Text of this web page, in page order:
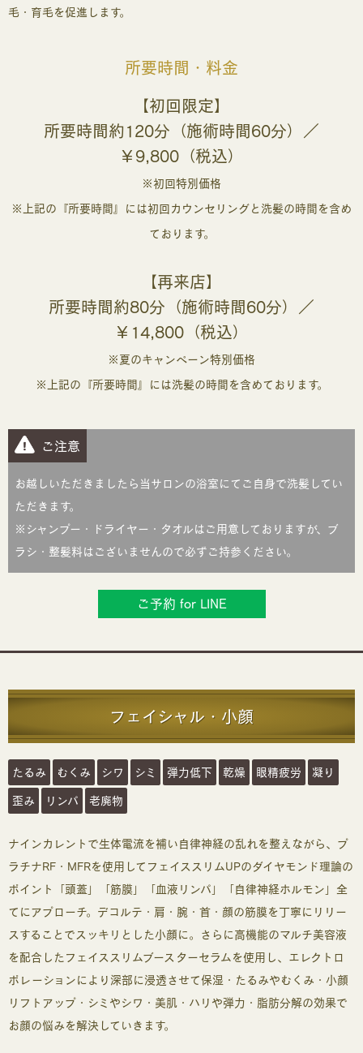
毛・育毛を促進します。
所要時間・料金
【初回限定】
所要時間約120分（施術時間60分）／
￥9,800（税込）
※初回特別価格
※上記の『所要時間』には初回カウンセリングと洗髪の時間を含め
ております。
【再来店】
所要時間約80分（施術時間60分）／
￥14,800（税込）
※夏のキャンペーン特別価格
※上記の『所要時間』には洗髪の時間を含めております。
ご注意
お越しいただきましたら当サロンの浴室にてご自身で洗髪してい
ただきます。
※シャンプー・ドライヤー・タオルはご用意しておりますが、ブ
ラシ・整髪料はございませんので必ずご持参ください。
ご予約 for LINE
フェイシャル・小顔
たるみ むくみ シワ シミ 弾力低下 乾燥 眼精疲労 凝り
歪み リンパ 老廃物
ナインカレントで生体電流を補い自律神経の乱れを整えながら、プ
ラチナRF・MFRを使用してフェイススリムUPのダイヤモンド理論の
ポイント「頭蓋」「筋膜」「血液リンパ」「自律神経ホルモン」全
てにアプローチ。デコルテ・肩・腕・首・顔の筋膜を丁寧にリリー
スすることでスッキリとした小顔に。さらに高機能のマルチ美容液
を配合したフェイススリムブースターセラムを使用し、エレクトロ
ポレーションにより深部に浸透させて保湿・たるみやむくみ・小顔
リフトアップ・シミやシワ・美肌・ハリや弾力・脂肪分解の効果で
お顔の悩みを解決していきます。